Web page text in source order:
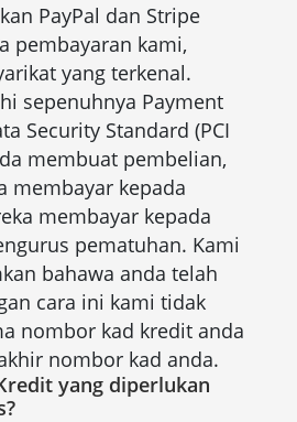
PayPal dan Stripe
pembayaran kami,
yang terkenal.
sepenuhnya Payment
Security Standard (PCI
membuat pembelian,
membayar kepada
membayar kepada
pematuhan. Kami
bahawa anda telah
cara ini kami tidak
nombor kad kredit anda
nombor kad anda.
yang diperlukan